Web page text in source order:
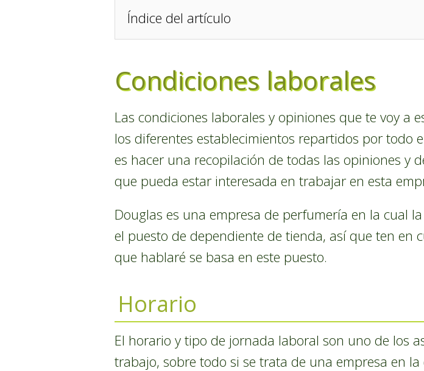
Índice del artículo
Condiciones laborales
Las condiciones laborales y opiniones que te voy a
los diferentes establecimientos repartidos por todo
es hacer una recopilación de todas las opiniones y
que pueda estar interesada en trabajar en esta
Douglas es una empresa de perfumería en la cual
el puesto de dependiente de tienda, así que ten
que hablaré se basa en este puesto.
Horario
El horario y tipo de jornada laboral son uno de los
trabajo, sobre todo si se trata de una empresa en